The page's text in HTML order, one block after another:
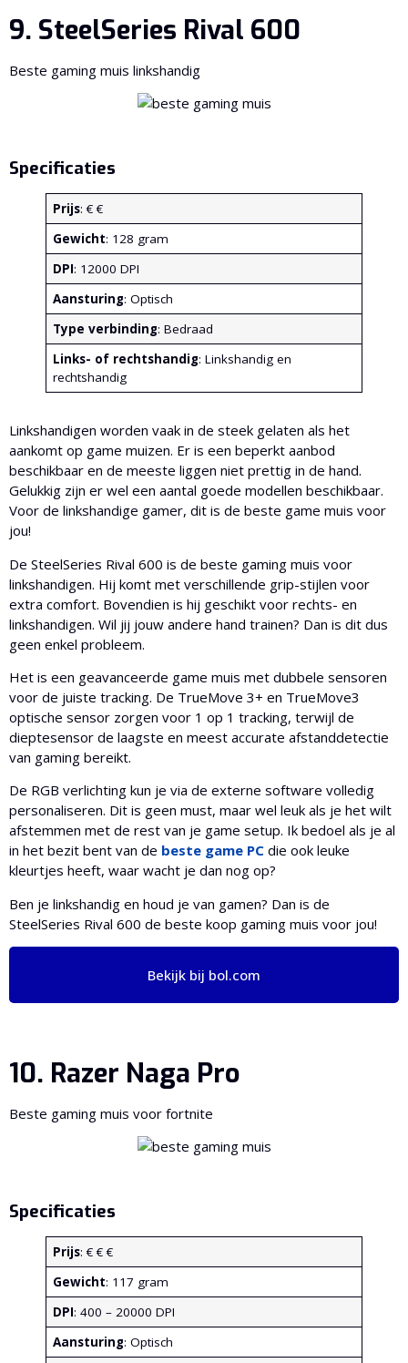
9. SteelSeries Rival 600
Beste gaming muis linkshandig
Specificaties
Prijs: € €
Gewicht: 128 gram
DPI: 12000 DPI
Aansturing: Optisch
Type verbinding: Bedraad
Links- of rechtshandig: Linkshandig en
rechtshandig
Linkshandigen worden vaak in de steek gelaten als het
aankomt op game muizen. Er is een beperkt aanbod
beschikbaar en de meeste liggen niet prettig in de hand.
Gelukkig zijn er wel een aantal goede modellen beschikbaar.
Voor de linkshandige gamer, dit is de beste game muis voor
jou!
De SteelSeries Rival 600 is de beste gaming muis voor
linkshandigen. Hij komt met verschillende grip-stijlen voor
extra comfort. Bovendien is hij geschikt voor rechts- en
linkshandigen. Wil jij jouw andere hand trainen? Dan is dit dus
geen enkel probleem.
Het is een geavanceerde game muis met dubbele sensoren
voor de juiste tracking. De TrueMove 3+ en TrueMove3
optische sensor zorgen voor 1 op 1 tracking, terwijl de
dieptesensor de laagste en meest accurate afstanddetectie
van gaming bereikt.
De RGB verlichting kun je via de externe software volledig
personaliseren. Dit is geen must, maar wel leuk als je het wilt
afstemmen met de rest van je game setup. Ik bedoel als je al
in het bezit bent van de beste game PC die ook leuke
kleurtjes heeft, waar wacht je dan nog op?
Ben je linkshandig en houd je van gamen? Dan is de
SteelSeries Rival 600 de beste koop gaming muis voor jou!
Bekijk bij bol.com
10. Razer Naga Pro
Beste gaming muis voor fortnite
Specificaties
Prijs: € € €
Gewicht: 117 gram
DPI: 400 – 20000 DPI
Aansturing: Optisch